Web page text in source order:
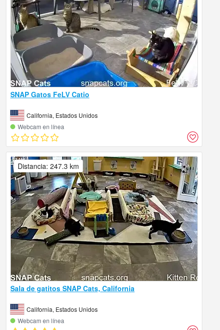
SNAP Gatos FeLV Catio
California, Estados Unidos
Webcam en línea
Sala de gatitos SNAP Cats, California
California, Estados Unidos
Webcam en línea
Distancia: 247.3 km